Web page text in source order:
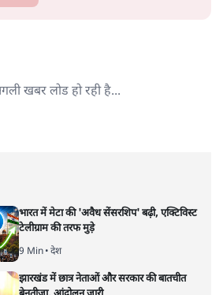
दृष्टि गहरी और साफ़ है। उनकी शैली—
को खोलने की—उन्हें आज के
खबर लोड हो रही है...